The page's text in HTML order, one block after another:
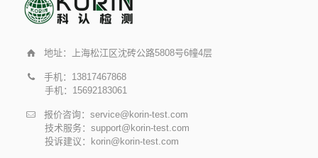
地址：上海松江区沈砖公路5808号6幢4层
手机：13817467868
手机：15692183061
报价咨询：service@korin-test.com
技术服务：support@korin-test.com
投诉建议：korin@korin-test.com